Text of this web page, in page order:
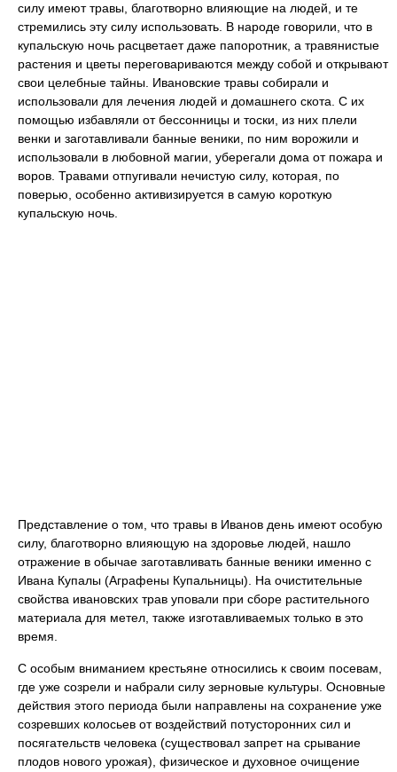
силу имеют травы, благотворно влияющие на людей, и те
стремились эту силу использовать. В народе говорили, что в
купальскую ночь расцветает даже папоротник, а травянистые
растения и цветы переговариваются между собой и открывают
свои целебные тайны. Ивановские травы собирали и
использовали для лечения людей и домашнего скота. С их
помощью избавляли от бессонницы и тоски, из них плели
венки и заготавливали банные веники, по ним ворожили и
использовали в любовной магии, уберегали дома от пожара и
воров. Травами отпугивали нечистую силу, которая, по
поверью, особенно активизируется в самую короткую
купальскую ночь.
Представление о том, что травы в Иванов день имеют особую
силу, благотворно влияющую на здоровье людей, нашло
отражение в обычае заготавливать банные веники именно с
Ивана Купалы (Аграфены Купальницы). На очистительные
свойства ивановских трав уповали при сборе растительного
материала для метел, также изготавливаемых только в это
время.
С особым вниманием крестьяне относились к своим посевам,
где уже созрели и набрали силу зерновые культуры. Основные
действия этого периода были направлены на сохранение уже
созревших колосьев от воздействий потусторонних сил и
посягательств человека (существовал запрет на срывание
плодов нового урожая), физическое и духовное очищение